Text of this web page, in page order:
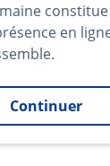
en
Continuer